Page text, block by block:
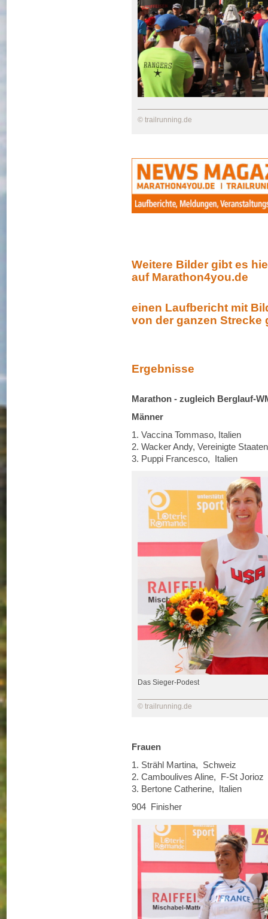
© trailrunning.de
Weitere Bilder gibt es
auf Marathon4you.de
einen Laufbericht mit
von der ganzen Strecke
Ergebnisse
Marathon - zugleich Berglauf-
Männer
1. Vaccina Tommaso,
2. Wacker Andy, Vereinigte
3. Puppi Francesco,
Das Sieger-Podest
© trailrunning.de
Frauen
1. Strähl Martina,
2. Camboulives Aline, F-St
3. Bertone Catherine,
904 Finisher